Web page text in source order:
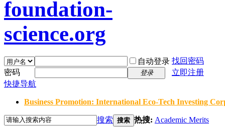
自动登录 找回密码
密码
登录
立即注册
快捷导航
Business Promotion: International Eco-Tech Investing
搜索 搜索 热搜: Academic Merits